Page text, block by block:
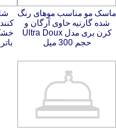
حجم 300 میل
شامپو تقویت کننده رینوزیت
حاوی روغن آرگان و شامپو
رینوزیت مناسب موهای